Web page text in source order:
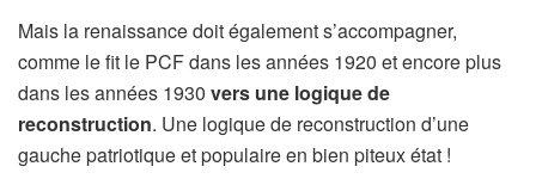
Mais la renaissance doit également s’accompagner,
comme le fit le PCF dans les années 1920 et encore plus
dans les années 1930 vers une logique de
reconstruction. Une logique de reconstruction d’une
gauche patriotique et populaire en bien piteux état !